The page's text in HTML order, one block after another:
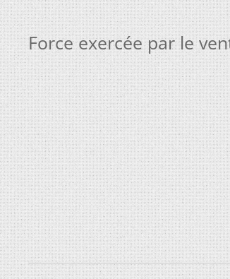
Force exercée par le